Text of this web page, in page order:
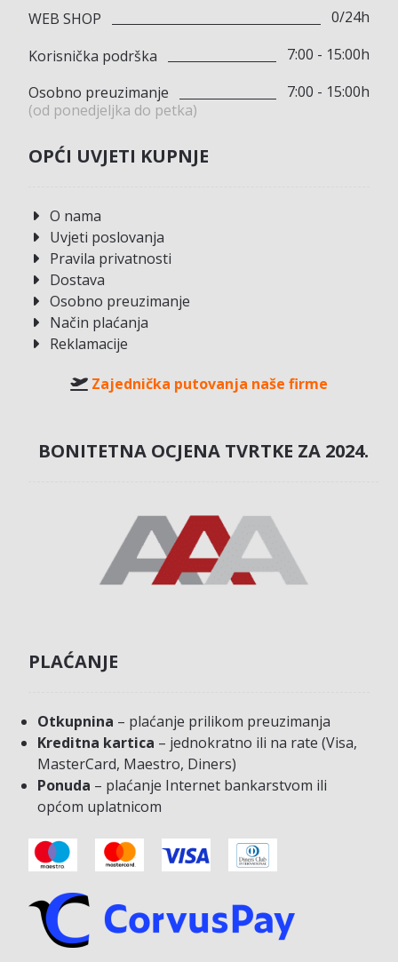
WEB SHOP
0/24h
Korisnička podrška
7:00 - 15:00h
Osobno preuzimanje
(od ponedjeljka do petka)
7:00 - 15:00h
OPĆI UVJETI KUPNJE
O nama
Uvjeti poslovanja
Pravila privatnosti
Dostava
Osobno preuzimanje
Način plaćanja
Reklamacije
Zajednička putovanja naše firme
BONITETNA OCJENA TVRTKE ZA 2024.
PLAĆANJE
Otkupnina – plaćanje prilikom preuzimanja
Kreditna kartica – jednokratno ili na rate (Visa,
MasterCard, Maestro, Diners)
Ponuda – plaćanje Internet bankarstvom ili
općom uplatnicom